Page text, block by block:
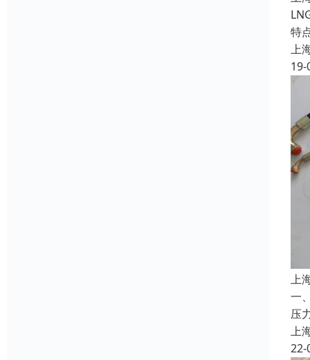
特
上
19-
上
一
压
上
22-